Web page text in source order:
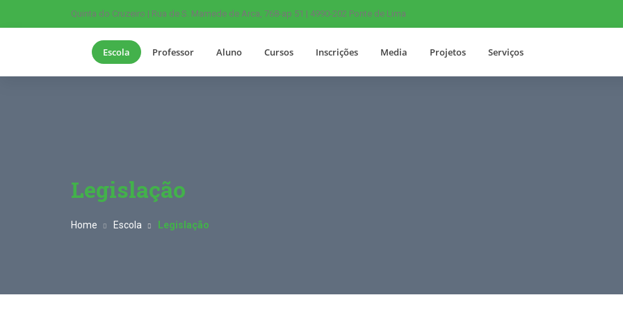
Quinta do Cruzeiro | Rua de S. Mamede de Arca, 768-ap 51 | 4990-202 Ponte de Lima
Escola Professor Aluno Cursos Inscrições Media Projetos Serviços
Legislação
Home Escola Legislação